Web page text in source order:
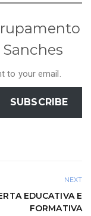
to your email.
SUBSCRIBE
NEXT
EDUCATIVA E
FORMATIVA